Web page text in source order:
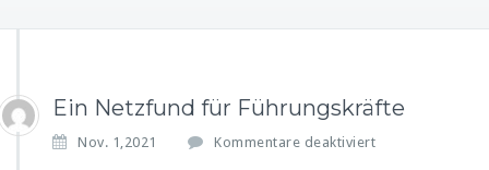
Ein Netzfund für Führungskräfte
Nov. 1,2021 Kommentare deaktiviert